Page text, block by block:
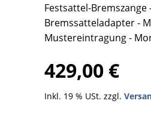
Festsattel-
Bremssatteladapter -
Mustereintragung -
429,00 €
Inkl. 19 % USt. zzgl.